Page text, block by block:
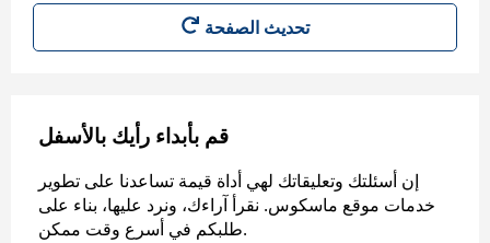
تحديث الصفحة
قم بأبداء رأيك بالأسفل
إن أسئلتك وتعليقاتك لهي أداة قيمة تساعدنا على تطوير
خدمات موقع ماسكوس. نقرأ آراءك، ونرد عليها، بناء على
طلبكم في أسرع وقت ممكن.